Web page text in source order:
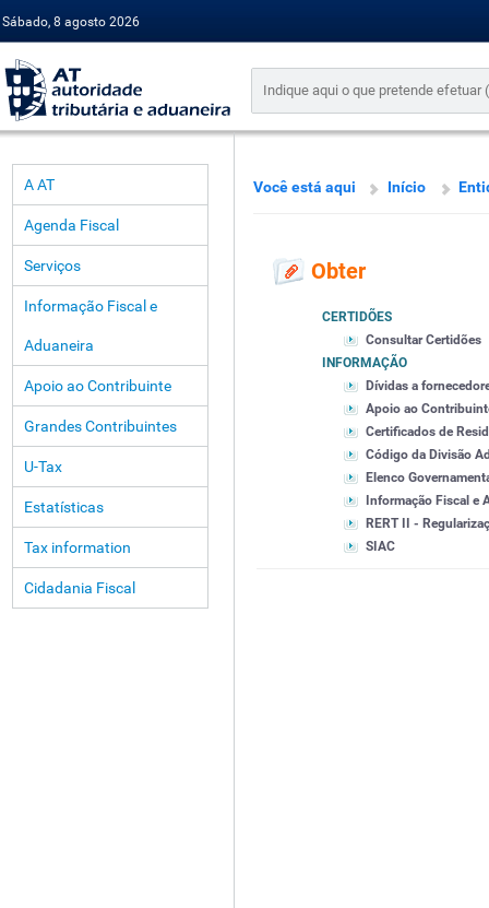
Sábado, 8 agosto 2026
A AT
Agenda Fiscal
Serviços
Informação Fiscal e
Aduaneira
Apoio ao Contribuinte
Grandes Contribuintes
U-Tax
Estatísticas
Tax information
Cidadania Fiscal
Você está aqui Início
Obter
CERTIDÕES
Consultar Certidões
INFORMAÇÃO
Dívidas a
Apoio ao
Certificados de
Código da Divisão
Elenco
Informação Fiscal e
RERT II -
SIAC